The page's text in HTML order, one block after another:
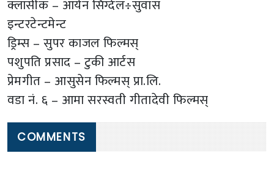
क्लासीक – आर्यन सिग्देल÷सुवास
इन्टरटेन्टमेन्ट
ड्रिम्स – सुपर काजल फिल्मस्
पशुपति प्रसाद – टुकी आर्टस
प्रेमगीत – आसुसेन फिल्मस् प्रा.लि.
वडा नं. ६ – आमा सरस्वती गीतादेवी फिल्मस्
COMMENTS